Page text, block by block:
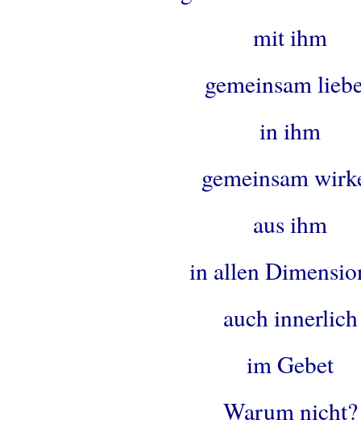
mit ihm
gemeinsam
in ihm
gemeinsam
aus ihm
in allen
auch innerlich
im Gebet
Warum nicht?